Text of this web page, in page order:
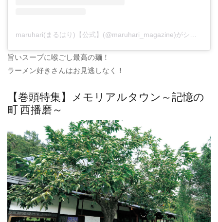
maruhari(まるはり)【公式】(@maruhari_magazine)がシェアした投稿
旨いスープに喉ごし最高の麺！
ラーメン好きさんはお見逃しなく！
【巻頭特集】メモリアルタウン～記憶の
町 西播磨～